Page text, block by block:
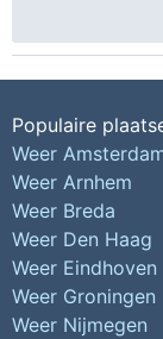
Populaire
Weer
Weer Arnhem
Weer Breda
Weer Den Haag
Weer Eindhoven
Weer Groningen
Weer Nijmegen